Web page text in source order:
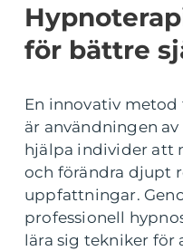
för bättre
En innovativ
är användningen
hjälpa individer att
och förändra djupt
uppfattningar.
professionell
lära sig tekniker för